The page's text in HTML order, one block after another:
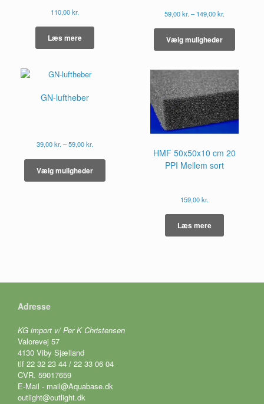
110,00kr.
Læs mere
59,00kr. – 149,00kr.
Vælg muligheder
Dette
har
kan
vælges
på
GN-luftheber
39,00kr.–59,00kr.
til
59,00 kr.
Vælg muligheder
Dette
har
HMF 50x50x10 cm 20
PPI Mellem sort
159,00kr.
Læs mere
Adresse
KG import v/ Per K Christensen
Valorevej 57
4130 Viby Sjælland
tlf 22 32 23 44 / 22 33 06 04
CVR. 59017659
E-Mail - mail@Aquabase.dk
outlight@outlight.dk